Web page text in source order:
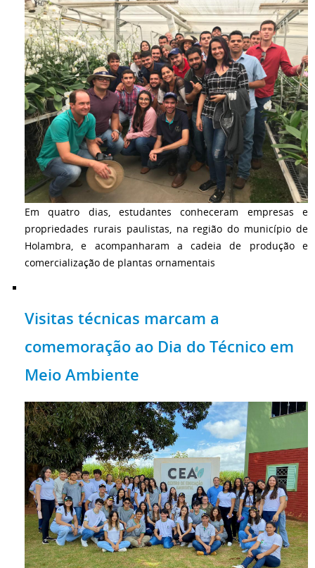
Em quatro dias, estudantes conheceram empresas e
propriedades rurais paulistas, na região do município de
Holambra, e acompanharam a cadeia de produção e
comercialização de plantas ornamentais
Visitas técnicas marcam a
comemoração ao Dia do Técnico em
Meio Ambiente